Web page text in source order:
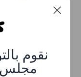
نقوم
مجلس